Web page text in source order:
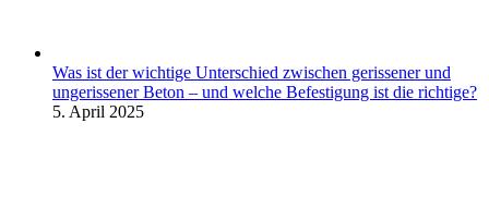
Was ist der wichtige Unterschied zwischen gerissener und
ungerissener Beton – und welche Befestigung ist die richtige?
5. April 2025